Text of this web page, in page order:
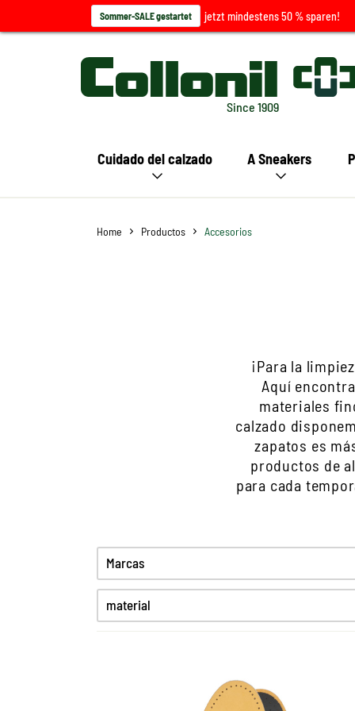
Sommer-SALE gestartet jetzt mindestens 50 % sparen!
Since 1909
Cuidado del calzado A Sneakers
Home Productos Accesorios
¡Para la
Aquí
materiales
calzado
zapatos es
productos de
para cada
Marcas
material